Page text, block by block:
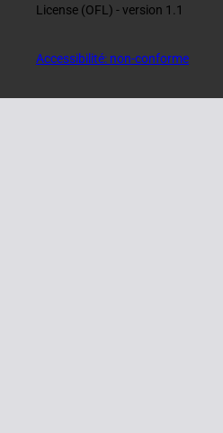
License (OFL) - version 1.1
Accessibilité: non-conforme